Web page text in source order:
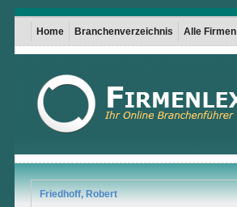
Home Branchenverzeichnis Alle Firmen
Friedhoff, Robert